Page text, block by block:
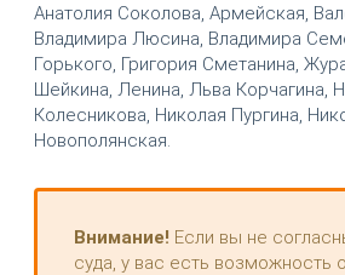
Анатолия Соколова, Армейская,
Владимира Люсина, Владимира
Горького, Григория Сметанина,
Шейкина, Ленина, Льва Корчагина,
Колесникова, Николая Пургина,
Новополянская.
Внимание! Если вы не
суда, у вас есть возможность